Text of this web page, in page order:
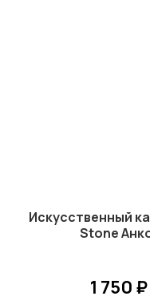
Искусственный
Stone
1 750